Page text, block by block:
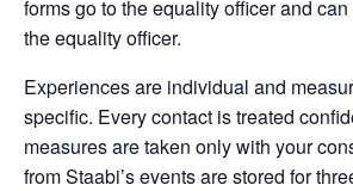
forms go to the equality officer and
the equality officer.
Experiences are individual and
specific. Every contact is treated
measures are taken only with your
from Staabi’s events are stored for